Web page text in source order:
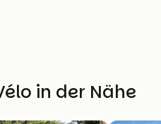
in der Nähe